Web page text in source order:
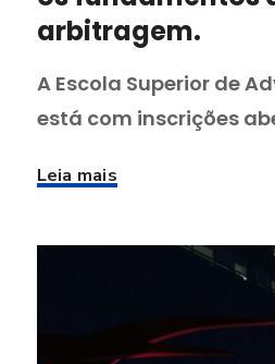
arbitragem.
A Escola Superior de
está com inscrições
Leia mais